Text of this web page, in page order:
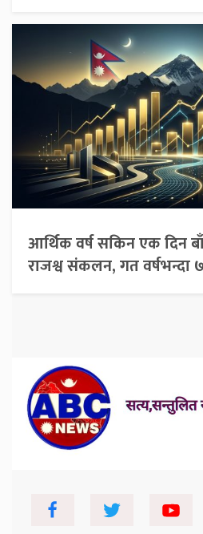
आर्थिक वर्ष सकिन एक दिन
राजश्व संकलन, गत वर्षभन्दा